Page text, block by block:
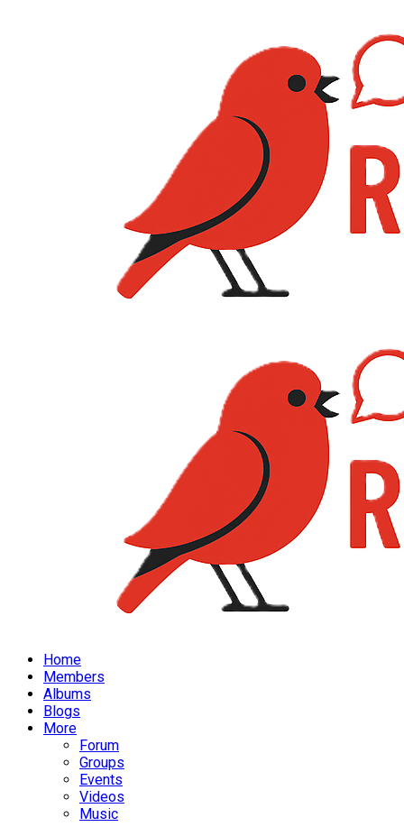
Home
Members
Albums
Blogs
More
Forum
Groups
Events
Videos
Music